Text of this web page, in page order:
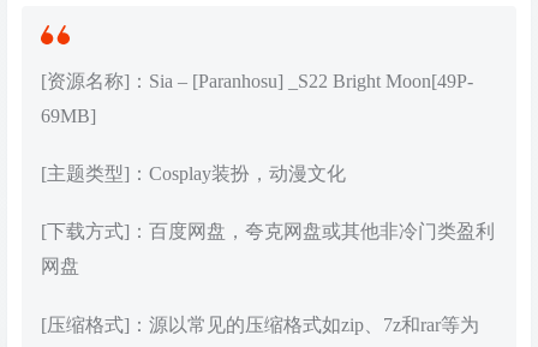
[资源名称]：Sia – [Paranhosu] _S22 Bright Moon[49P-
69MB]
[主题类型]：Cosplay装扮，动漫文化
[下载方式]：百度网盘，夸克网盘或其他非冷门类盈利
网盘
[压缩格式]：源以常见的压缩格式如zip、7z和rar等为